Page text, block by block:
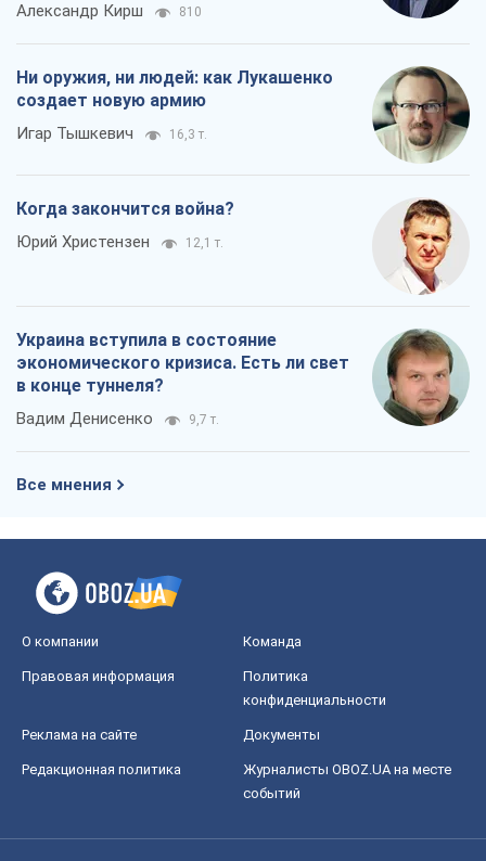
Александр Кирш 810
Ни оружия, ни людей: как Лукашенко
создает новую армию
Игар Тышкевич 16,3 т.
Когда закончится война?
Юрий Христензен 12,1 т.
Украина вступила в состояние
экономического кризиса. Есть ли свет
в конце туннеля?
Вадим Денисенко 9,7 т.
Все мнения
О компании Команда
Правовая информация
Политика
конфиденциальности
Реклама на сайте Документы
Редакционная политика
Журналисты OBOZ.UA на месте
событий